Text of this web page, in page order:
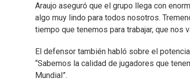
Araujo aseguró que el grupo llega con
algo muy lindo para todos nosotros.
tiempo que tenemos para trabajar, que nos
El defensor también habló sobre el
“Sabemos la calidad de jugadores que
Mundial”.